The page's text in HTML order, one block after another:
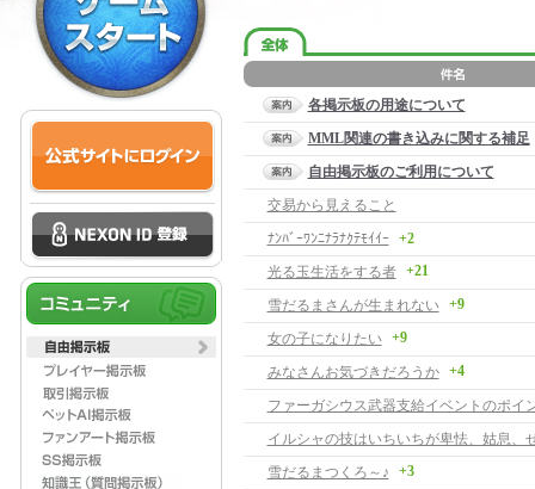
各掲示板の用途について
MML関連の書き込みに関する補足
自由掲示板のご利用について
交易から見えること
ﾅﾝﾊﾞｰﾜﾝﾆﾅﾗﾅｸﾃﾓｲｲｰ
+2
光る玉生活をする者
+21
雪だるまさんが生まれない +9
女の子になりたい +9
みなさんお気づきだろうか +4
イルシャの技はいちいちが卑怯、姑息、
雪だるまつくろ～♪
+3